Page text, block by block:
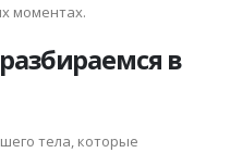
моментах.
в
тела, которые